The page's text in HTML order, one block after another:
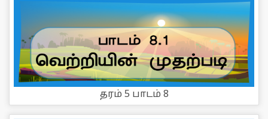
தரம் 5 பாடம் 8